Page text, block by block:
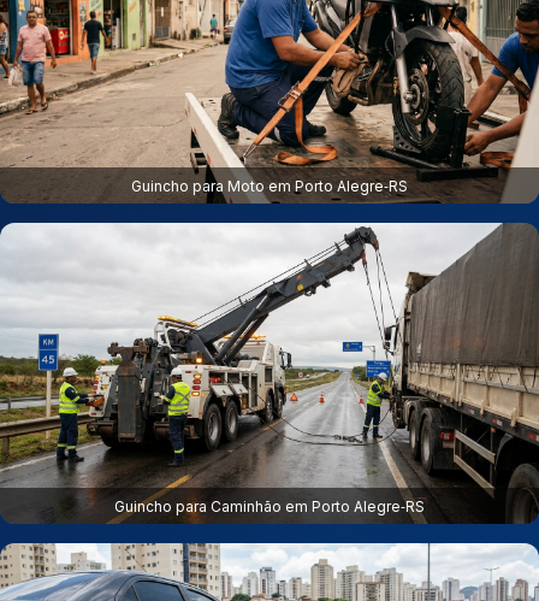
Guincho para Moto em Porto Alegre‑RS
Guincho para Caminhão em Porto Alegre‑RS